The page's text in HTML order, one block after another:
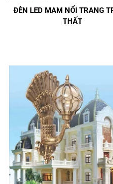
ĐÈN LED MAM NỔI TRANG
THẤT